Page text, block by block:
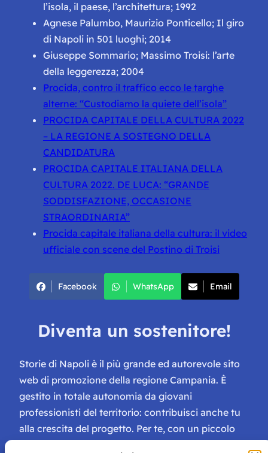
l’isola, il paese, l’architettura; 1992
Agnese Palumbo, Maurizio Ponticello; Il giro
di Napoli in 501 luoghi; 2014
Giuseppe Sommario; Massimo Troisi: l’arte
della leggerezza; 2004
Procida, contro il traffico ecco le targhe
alterne: “Custodiamo la quiete dell’isola”
PROCIDA CAPITALE DELLA CULTURA 2022
– LA REGIONE A SOSTEGNO DELLA
CANDIDATURA
PROCIDA CAPITALE ITALIANA DELLA
CULTURA 2022. DE LUCA: “GRANDE
SODDISFAZIONE, OCCASIONE
STRAORDINARIA”
Procida capitale italiana della cultura: il video
ufficiale con scene del Postino di Troisi
Facebook WhatsApp Email
Diventa un sostenitore!
Storie di Napoli è il più grande ed autorevole sito
web di promozione della regione Campania. È
gestito in totale autonomia da giovani
professionisti del territorio: contribuisci anche tu
alla crescita del progetto. Per te, con un piccolo